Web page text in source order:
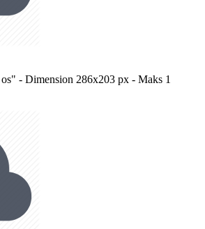
- Dimension 286x203 px - Maks 1